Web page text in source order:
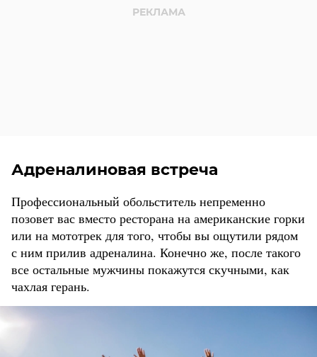
Адреналиновая встреча
Профессиональный обольститель непременно
позовет вас вместо ресторана на американские горки
или на мототрек для того, чтобы вы ощутили рядом
с ним прилив адреналина. Конечно же, после такого
все остальные мужчины покажутся скучными, как
чахлая герань.